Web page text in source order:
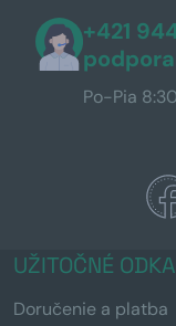
+421
Po-Pia
UŽITOČNÉ
Doručenie a platba